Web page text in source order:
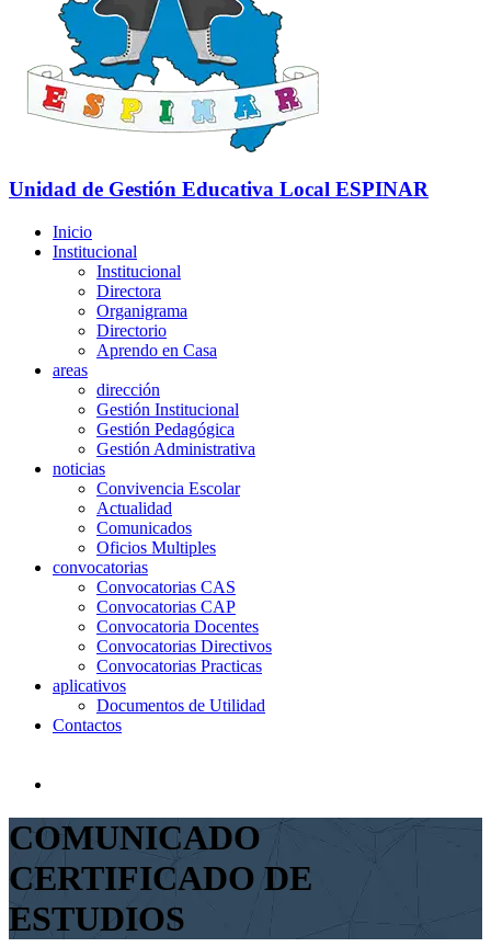
Unidad de Gestión Educativa Local ESPINAR
Inicio
Institucional
Institucional
Directora
Organigrama
Directorio
Aprendo en Casa
areas
dirección
Gestión Institucional
Gestión Pedagógica
Gestión Administrativa
noticias
Convivencia Escolar
Actualidad
Comunicados
Oficios Multiples
convocatorias
Convocatorias CAS
Convocatorias CAP
Convocatoria Docentes
Convocatorias Directivos
Convocatorias Practicas
aplicativos
Documentos de Utilidad
Contactos
COMUNICADO
CERTIFICADO DE
ESTUDIOS